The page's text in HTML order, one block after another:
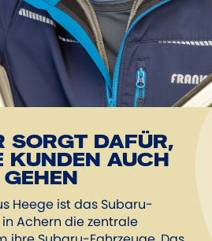
SORGT DAFÜR,
KUNDEN AUCH
Heege ist das Subaru-
Achern die zentrale